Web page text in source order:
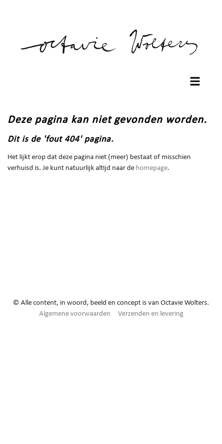
Deze pagina kan niet gevonden worden.
Dit is de 'fout 404' pagina.
Het lijkt erop dat deze pagina niet (meer) bestaat of misschien
verhuisd is. Je kunt natuurlijk altijd naar de homepage.
© Alle content, in woord, beeld en concept is van Octavie Wolters.
Algemene voorwaarden
Verzenden en levering